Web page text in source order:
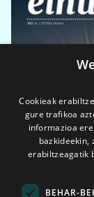
Cookieak
gure trafikoa
informazioa
bazkideekin,
erabiltzeagatik
BEHAR-